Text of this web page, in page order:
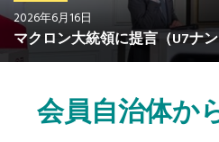
2026年6月16日
マクロン大統領に提言（U7ナ
会員自治体か